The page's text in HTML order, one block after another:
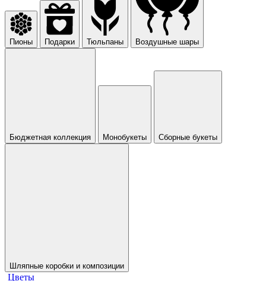
Пионы Подарки Тюльпаны Воздушные шары
Бюджетная коллекция Монобукеты Сборные букеты
Шляпные коробки и композиции
Цветы